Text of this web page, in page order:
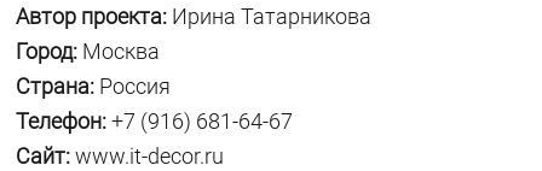
Автор проекта: Ирина Татарникова
Город: Москва
Страна: Россия
Телефон:+7 (916) 681-64-67
Сайт:www.it-decor.ru